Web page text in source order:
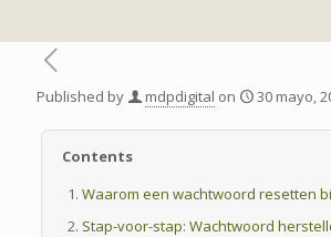
Published by mdpdigital on 30 mayo,
Contents
Waarom een wachtwoord resetten
Stap-voor-stap: Wachtwoord